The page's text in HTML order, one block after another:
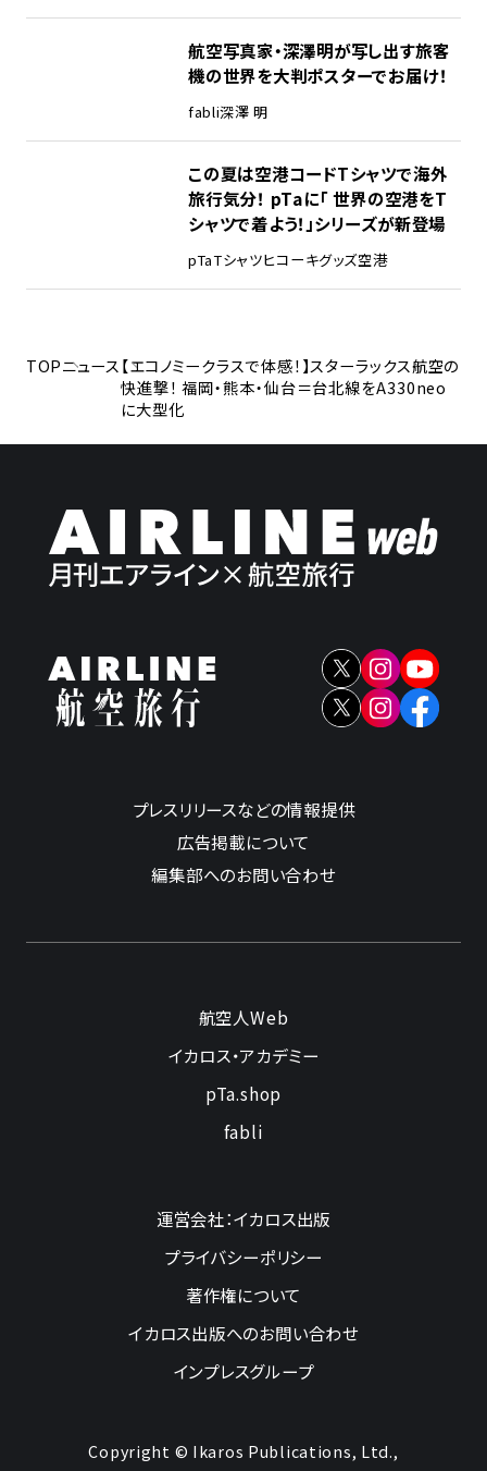
航空写真家・深澤明が写し出す旅客
機の世界を大判ポスターでお届け！
fabli深澤 明
この夏は空港コードTシャツで海外
旅行気分！ pTaに「 世界の空港をT
シャツで着よう！」シリーズが新登場
pTaTシャツヒコーキグッズ空港
TOPニュース 【エコノミークラスで体感！】スターラックス航空の
快進撃！ 福岡・熊本・仙台＝台北線をA330neo
に大型化
プレスリリースなどの情報提供
広告掲載について
編集部へのお問い合わせ
航空人Web
イカロス・アカデミー
pTa.shop
fabli
運営会社：イカロス出版
プライバシーポリシー
著作権について
イカロス出版へのお問い合わせ
インプレスグループ
Copyright © Ikaros Publications, Ltd.,